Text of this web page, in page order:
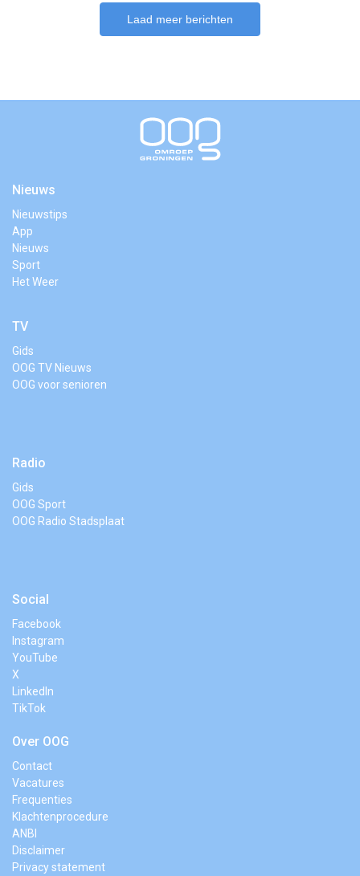
Laad meer berichten
Nieuws
Nieuwstips
App
Nieuws
Sport
Het Weer
TV
Gids
OOG TV Nieuws
OOG voor senioren
Radio
Gids
OOG Sport
OOG Radio Stadsplaat
Social
Facebook
Instagram
YouTube
X
LinkedIn
TikTok
Over OOG
Contact
Vacatures
Frequenties
Klachtenprocedure
ANBI
Disclaimer
Privacy statement